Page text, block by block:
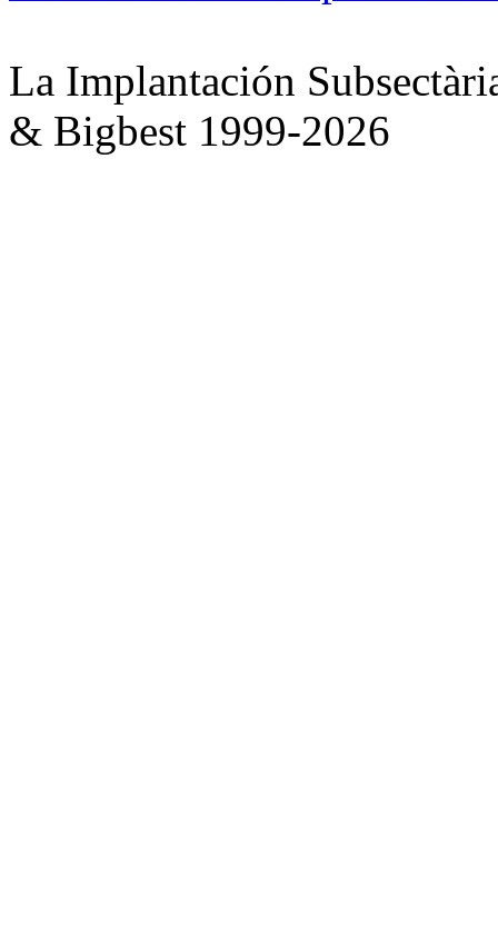
La Implantación
& Bigbest 1999-2026